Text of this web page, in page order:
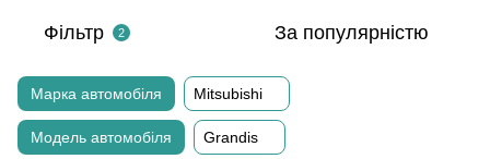
Фільтр 2 За популярністю
Марка автомобіля Mitsubishi
Модель автомобіля Grandis